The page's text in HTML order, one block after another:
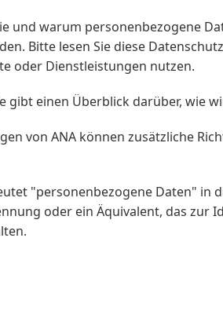
warum personenbezogene
Bitte lesen Sie diese
oder Dienstleistungen nutzen.
gibt einen Überblick darüber, wie
von ANA können zusätzliche
"personenbezogene Daten"
oder ein Äquivalent, das